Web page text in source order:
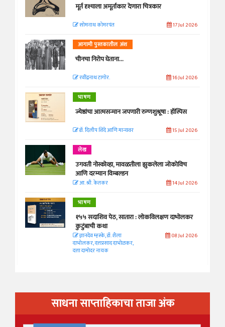
मूर्त दृश्याला अमूर्ताकार देणारा चित्रकार
सोमनाथ कोमरपंत 17 Jul 2026
आगामी पुस्तकातील अंश
चीनचा निरोप घेताना...
रवींद्रनाथ टागोर. 16 Jul 2026
भाषण
ज्येष्ठांचा आत्मसन्मान जपणारी रुग्णशुश्रूषा : हॉस्पिस
डॉ. दिलीप शिंदे आणि मान्यवर 15 Jul 2026
लेख
उगवती नोस्कोव्हा, मावळतीला झुकलेला जोकोविच
आणि दरम्यान विम्बल्डन
आ. श्री. केतकर 14 Jul 2026
भाषण
१५५ सदाशिव पेठ, सातारा : लोकविलक्षण दाभोलकर
कुटुंबाची कथा
ज्ञानदेव म्हस्के, डॉ. शैला
दाभोलकर, दत्तप्रसाद दाभोळकर,
दत्ता दामोदर नायक
08 Jul 2026
साधना साप्ताहिकाचा ताजा अंक